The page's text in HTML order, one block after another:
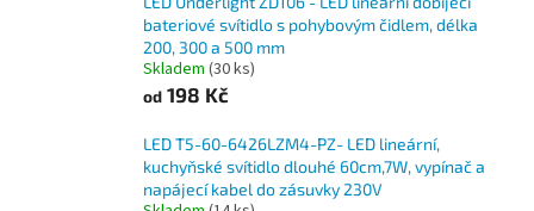
bateriové svítidlo s pohybovým čidlem, délka
200, 300 a 500 mm
Skladem (30 ks)
od 198 Kč
LED T5-60-6426LZM4-PZ- LED lineární,
kuchyňské svítidlo dlouhé 60cm,7W, vypínač a
napájecí kabel do zásuvky 230V